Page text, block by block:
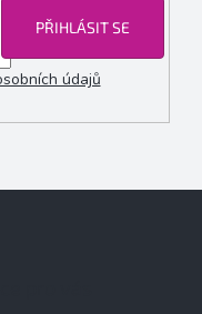
údajů
PŘIHLÁSIT SE